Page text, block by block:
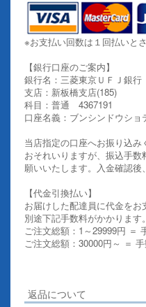
※お支払い回数は１回払いと
【銀行口座のご案内】
銀行名：三菱東京ＵＦＪ銀行
支店：新板橋支店(185)
科目：普通 4367191
口座名義：ブンシンドウショ
当店指定の口座へお振り込み
おそれいりますが、振込手
願いいたします。入金確認後
【代金引換払い】
お届けした配達員に代金をお
別途下記手数料がかかります。
ご注文総額：1～29999円 ＝
ご注文総額：30000円～ ＝
返品について